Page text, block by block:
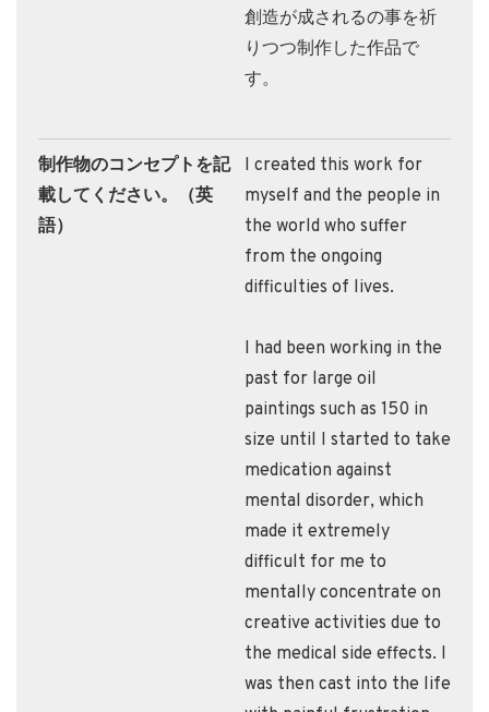
創造が成されるの事を祈
りつつ制作した作品で
す。
制作物のコンセプトを記
載してください。（英
語）
I created this work for
myself and the people in
the world who suffer
from the ongoing
difficulties of lives.
I had been working in the
past for large oil
paintings such as 150 in
size until I started to take
medication against
mental disorder, which
made it extremely
difficult for me to
mentally concentrate on
creative activities due to
the medical side effects. I
was then cast into the life